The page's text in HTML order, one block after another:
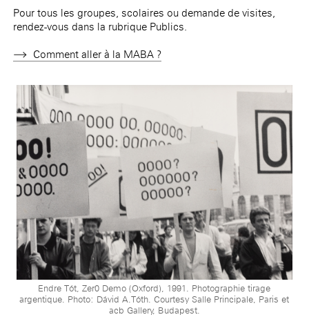
Pour tous les groupes, scolaires ou demande de visites,
rendez-vous dans la rubrique Publics.
Comment aller à la MABA ?
Endre Tót, Zer0 Demo (Oxford), 1991. Photographie tirage
argentique. Photo: Dávid A.Tóth. Courtesy Salle Principale, Paris et
acb Gallery, Budapest.